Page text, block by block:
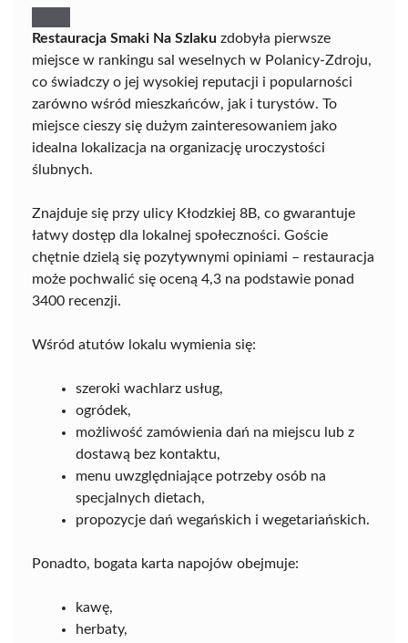
Restauracja Smaki Na Szlaku zdobyła pierwsze
miejsce w rankingu sal weselnych w Polanicy-Zdroju,
co świadczy o jej wysokiej reputacji i popularności
zarówno wśród mieszkańców, jak i turystów. To
miejsce cieszy się dużym zainteresowaniem jako
idealna lokalizacja na organizację uroczystości
ślubnych.
Znajduje się przy ulicy Kłodzkiej 8B, co gwarantuje
łatwy dostęp dla lokalnej społeczności. Goście
chętnie dzielą się pozytywnymi opiniami – restauracja
może pochwalić się oceną 4,3 na podstawie ponad
3400 recenzji.
Wśród atutów lokalu wymienia się:
szeroki wachlarz usług,
ogródek,
możliwość zamówienia dań na miejscu lub z
dostawą bez kontaktu,
menu uwzględniające potrzeby osób na
specjalnych dietach,
propozycje dań wegańskich i wegetariańskich.
Ponadto, bogata karta napojów obejmuje:
kawę,
herbaty,